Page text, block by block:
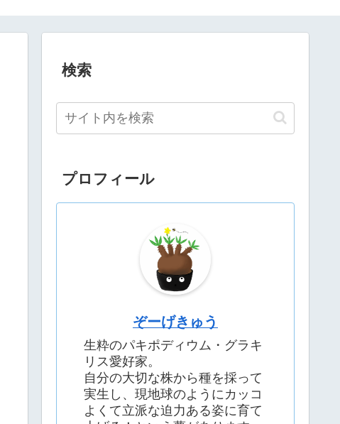
検索
プロフィール
ぞーげきゅう
生粋のパキポディウム・グラキ
リス愛好家。
自分の大切な株から種を採って
実生し、現地球のようにカッコ
よくて立派な迫力ある姿に育て